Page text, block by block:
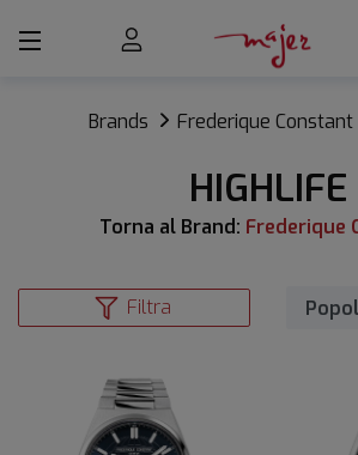
Brands Frederique Constant
HIGHLIFE
Torna al Brand: Frederique
Filtra